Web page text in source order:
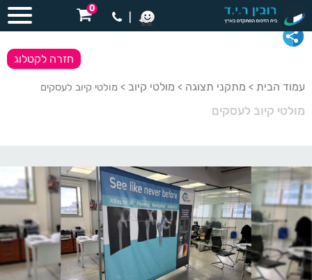
0
עמוד הבית > מתקני תצוגה > מולטי קיוב > מולטי קיוב לעסקים
מולטי קיוב לעסקים
חזרה לקטלוג